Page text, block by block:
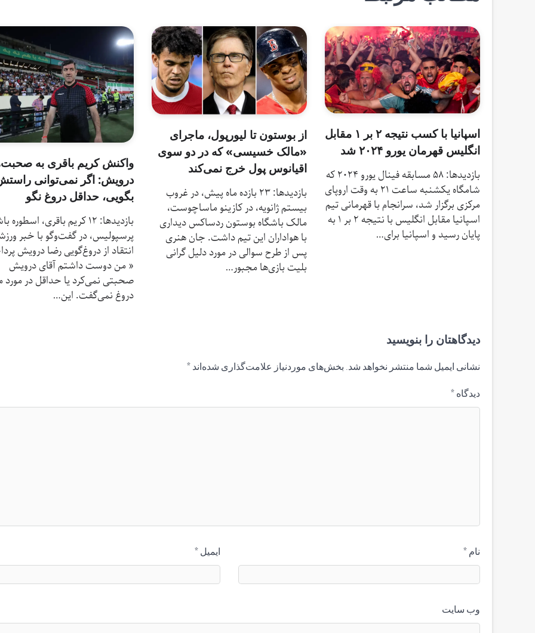
اسپانیا با کسب نتیجه ۲ بر ۱ مقابل
انگلیس قهرمان یورو ۲۰۲۴ شد
بازدیدها: 58 مسابقه فینال یورو ۲۰۲۴ که
شامگاه یکشنبه‌ ساعت ۲۱ به وقت اروپای
مرکزی برگزار شد، سرانجام با قهرمانی تیم
اسپانیا مقابل انگلیس با نتیجه ۲ بر ۱ به
پایان رسید و اسپانیا برای…
از بوستون تا لیورپول، ماجرای
«مالک خسیسی» که در دو سوی
اقیانوس پول خرج نمی‌کند
بازدیدها: 23 بازده ماه پیش، در غروب
بیستم ژانویه، در کازینو ماساچوست،
مالک باشگاه بوستون ردساکس دیداری
با هواداران این تیم داشت. جان هنری
پس از طرح سوالی در مورد دلیل گرانی
بلیت بازی‌ها مجبور…
واکنش کریم باقری به
درویش: اگر نمی‌توانی
بگویی، حداقل دروغ نگو
بازدیدها: 12 کریم باقری،
پرسپولیس، در گفت‌و‌گو با خبر
انتقاد از دروغ‌گویی رضا درویش
« من دوست داشتم آقای درویش
صحبتی نمی‌کرد یا حداقل در مورد
دروغ نمی‌گفت. این…
دیدگاهتان را بنویسید
نشانی ایمیل شما منتشر نخواهد شد. بخش‌های موردنیاز علامت‌گذاری شده‌اند *
دیدگاه *
نام * ایمیل *
وب‌ سایت